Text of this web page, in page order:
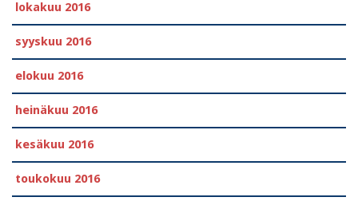
lokakuu 2016
syyskuu 2016
elokuu 2016
heinäkuu 2016
kesäkuu 2016
toukokuu 2016